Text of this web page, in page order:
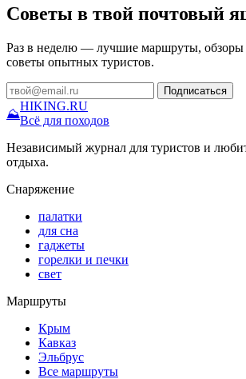
Советы в твой почтовый
Раз в неделю — лучшие маршруты, обзоры
советы опытных туристов.
Подписаться
⛰
HIKING.RU
Всё для походов
Независимый журнал для туристов и
отдыха.
Снаряжение
палатки
для сна
гаджеты
горелки и печки
свет
Маршруты
Крым
Кавказ
Эльбрус
Все маршруты